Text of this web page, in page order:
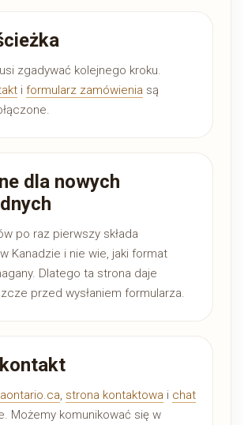
zgadywać kolejnego kroku.
i formularz zamówienia są
dla nowych
po raz pierwszy składa
Kanadzie i nie wie, jaki format
Dlatego ta strona daje
przed wysłaniem formularza.
, strona kontaktowa i chat
Możemy komunikować się w